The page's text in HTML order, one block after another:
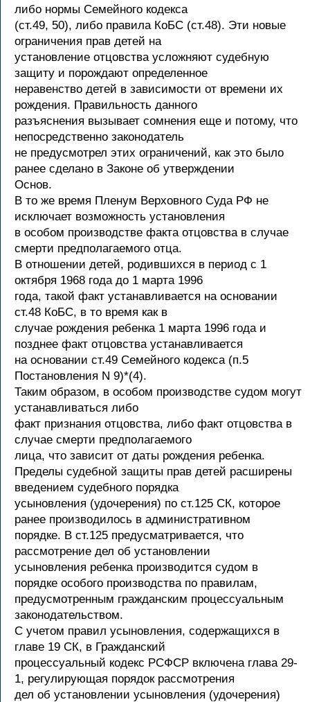
либо нормы Семейного кодекса
(ст.49, 50), либо правила КоБС (ст.48). Эти новые
ограничения прав детей на
установление отцовства усложняют судебную
защиту и порождают определенное
неравенство детей в зависимости от времени их
рождения. Правильность данного
разъяснения вызывает сомнения еще и потому, что
непосредственно законодатель
не предусмотрел этих ограничений, как это было
ранее сделано в Законе об утверждении
Основ.
В то же время Пленум Верховного Суда РФ не
исключает возможность установления
в особом производстве факта отцовства в случае
смерти предполагаемого отца.
В отношении детей, родившихся в период с 1
октября 1968 года до 1 марта 1996
года, такой факт устанавливается на основании
ст.48 КоБС, в то время как в
случае рождения ребенка 1 марта 1996 года и
позднее факт отцовства устанавливается
на основании ст.49 Семейного кодекса (п.5
Постановления N 9)*(4).
Таким образом, в особом производстве судом могут
устанавливаться либо
факт признания отцовства, либо факт отцовства в
случае смерти предполагаемого
лица, что зависит от даты рождения ребенка.
Пределы судебной защиты прав детей расширены
введением судебного порядка
усыновления (удочерения) по ст.125 СК, которое
ранее производилось в административном
порядке. В ст.125 предусматривается, что
рассмотрение дел об установлении
усыновления ребенка производится судом в
порядке особого производства по правилам,
предусмотренным гражданским процессуальным
законодательством.
С учетом правил усыновления, содержащихся в
главе 19 СК, в Гражданский
процессуальный кодекс РСФСР включена глава 29-
1, регулирующая порядок рассмотрения
дел об установлении усыновления (удочерения)